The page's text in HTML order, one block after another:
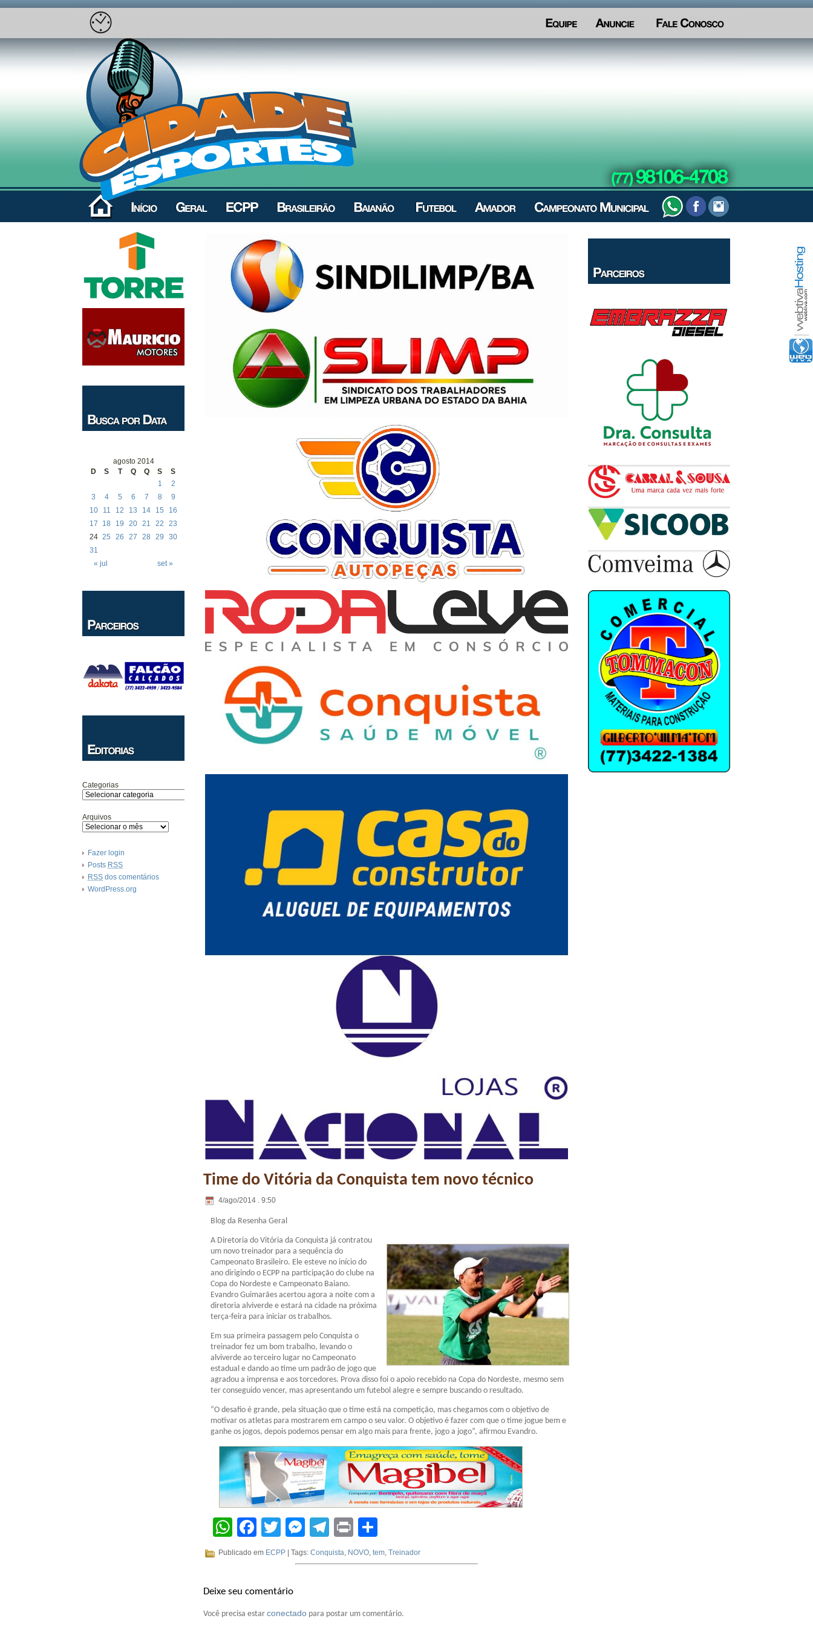
agosto 2014
D
S T Q Q S S
« jul set »
1
2
3
4 5 6 7 8
9
10
11 12 13 14 15
16
17
18 19 20 21 22
23
24 25 26 27 28 29
30
31
Categorias
Arquivos
Fazer login
Posts RSS
RSS dos comentários
WordPress.org
Time do Vitória da Conquista tem novo técnico
4/ago/2014 . 9:50
Blog da Resenha Geral
A Diretoria do Vitória da Conquista já contratou
um novo treinador para a sequência do
Campeonato Brasileiro. Ele esteve no início do
ano dirigindo o ECPP na participação do clube na
Copa do Nordeste e Campeonato Baiano.
Evandro Guimarães acertou agora a noite com a
diretoria alviverde e estará na cidade na próxima
terça-feira para iniciar os trabalhos.
Em sua primeira passagem pelo Conquista o
treinador fez um bom trabalho, levando o
alviverde ao terceiro lugar no Campeonato
estadual e dando ao time um padrão de jogo que
agradou a imprensa e aos torcedores. Prova disso foi o apoio recebido na Copa do Nordeste, mesmo sem
ter conseguido vencer, mas apresentando um futebol alegre e sempre buscando o resultado.
“O desafio é grande, pela situação que o time está na competição, mas chegamos com o objetivo de
motivar os atletas para mostrarem em campo o seu valor. O objetivo é fazer com que o time jogue bem e
ganhe os jogos, depois podemos pensar em algo mais para frente, jogo a jogo”, afirmou Evandro.
WhatsApp
Facebook
Twitter
Messenger
Telegram
Print
Publicado em ECPP | Tags: Conquista NOVO tem Treinador
Deixe seu comentário
Você precisa estar conectado para postar um comentário.